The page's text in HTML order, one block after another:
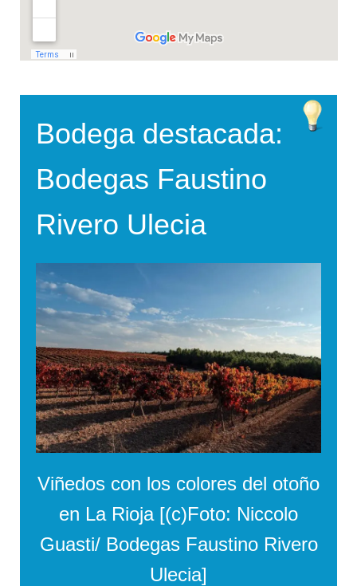
Bodega destacada:
Bodegas Faustino
Rivero Ulecia
Viñedos con los colores del otoño
en La Rioja [(c)Foto: Niccolo
Guasti/ Bodegas Faustino Rivero
Ulecia]